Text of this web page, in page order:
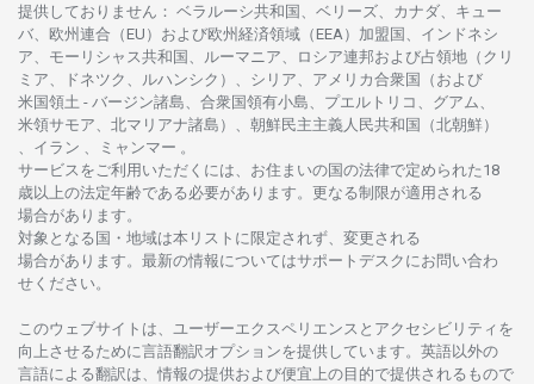
提供しておりません ： ベラルーシ共和国、ベリーズ、カナダ、キュー
バ、 欧州連合 （EU） および欧州経済領域 （EEA）加盟国、インドネシ
ア、 モーリシャス共和国、ルーマニア、 ロシア連邦および占領地 （クリ
ミア、ドネツク、ルハンシク）、シリア、 アメリカ合衆国 （および
米国領土 - バージン諸島、合衆国領有小島、プエルトリコ、グアム、
米領サモア、 北マリアナ諸島）、 朝鮮民主主義人民共和国 （北朝鮮）
、イラン 、ミャンマー 。
サービスを ご利用いただくには、お住まいの国の法律で定められた 18
歳以上の法定年齢である必要があります。 更なる制限が適用さ れる
場合があります。
対象となる国 ・ 地域は本 リストに限定さ れず、 変更さ れる
場合があります。 最新の情報についてはサポートデスクに お問い合わ
せくださ い。
このウェブサイトは、 ユーザーエクスペリエンスと アクセシビリティを
向上さ せるために言語翻訳オプションを提供しています。 英語以外の
言語に よる翻訳は、 情報の提供および便宜上の目的で提供さ れるもので